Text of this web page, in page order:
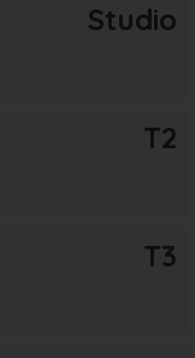
Studio
T2
T3